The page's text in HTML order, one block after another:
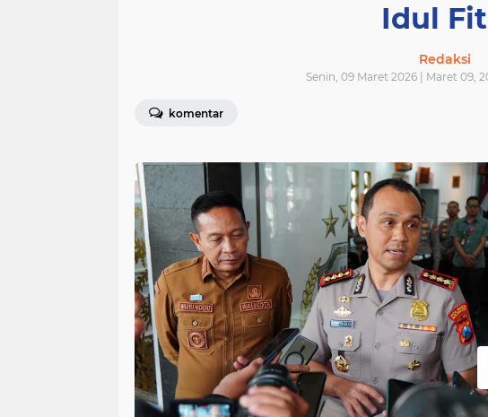
Idul
Redaksi
Senin, 09 Maret 2026 | Maret 09,
komentar